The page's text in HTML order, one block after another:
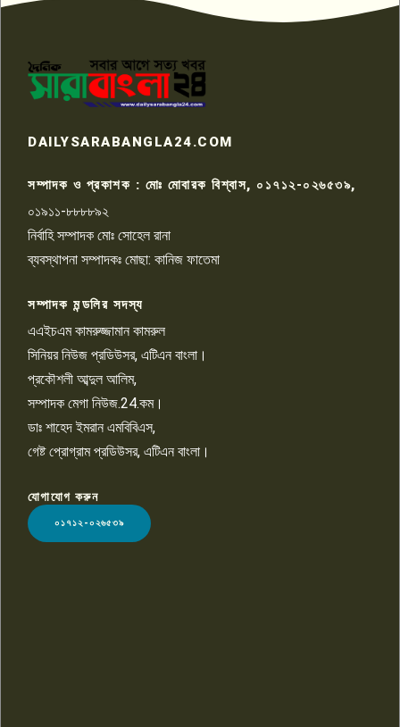
৭
কেটে ঘরে ঢুকে স্কুল শিক্ষিকাকে হত্যা
টয়লেটের ট্যাংকি থেকে লাশ উদ্ধার
রাজশাহীতে সন্ত্রাসী হামলায় গুরুতর
চাঁদাবাজি ও হয়রানির অভিযোগ
১০
LOGO
DAILYSARABANGLA24.COM
সম্পাদক ও প্রকাশক : মোঃ মোবারক বিশ্বাস, ০১৭১২-০২৬৫৩৯,
০১৯১১-৮৮৮৮৯২
নির্বাহি সম্পাদক মোঃ সোহেল রানা
ব্যবস্থাপনা সম্পাদকঃ মোছা: কানিজ ফাতেমা
সম্পাদক মন্ডলির সদস্য
এএইচএম কামরুজ্জামান কামরুল
সিনিয়র নিউজ প্রডিউসর, এটিএন বাংলা।
প্রকৌশলী আব্দুল আলিম,
সম্পাদক মেগা নিউজ.24.কম।
ডাঃ শাহেদ ইমরান এমবিবিএস,
গেষ্ট প্রোগ্রাম প্রডিউসর, এটিএন বাংলা।
যোগাযোগ করুন
০১৭১২-০২৬৫৩৯